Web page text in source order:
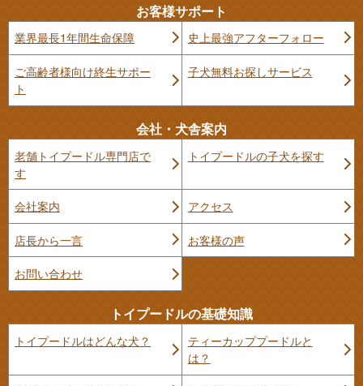
お客様サポート
業界最長1年間生命保障 史上最強アフターフォロー
ご高齢者様向け終生サポー
ト
子犬無料お探しサービス
会社・犬舎案内
老舗トイプードル専門店で
す
トイプードルの子犬を探す
会社案内 アクセス
店長から一言 お客様の声
お問い合わせ
トイプードルの基礎知識
トイプードルはどんな犬？
ティーカッププードルと
は？